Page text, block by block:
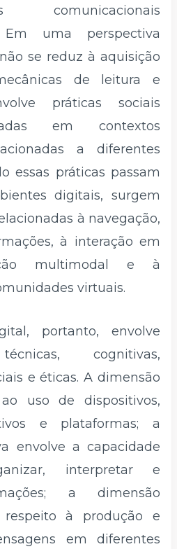
Em uma perspectiva
se reduz à aquisição
de leitura e
práticas sociais
em contextos
a diferentes
essas práticas passam
digitais, surgem
à navegação,
à interação em
multimodal e à
virtuais.
portanto, envolve
cognitivas,
e éticas. A dimensão
uso de dispositivos,
e plataformas; a
envolve a capacidade
interpretar e
a dimensão
à produção e
em diferentes